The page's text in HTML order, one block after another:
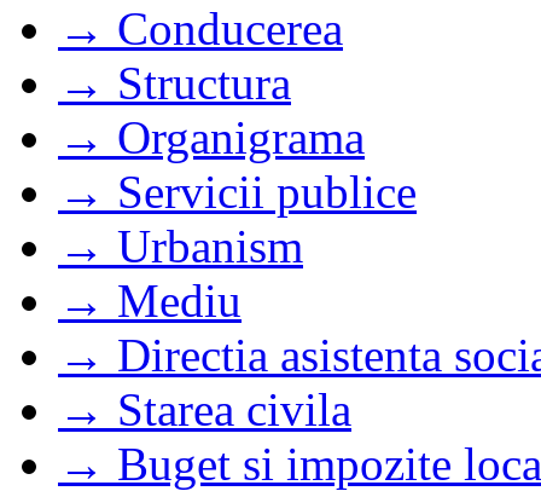
→ Conducerea
→ Structura
→ Organigrama
→ Servicii publice
→ Urbanism
→ Mediu
→ Directia asistenta
→ Starea civila
→ Buget si impozite